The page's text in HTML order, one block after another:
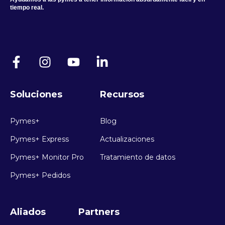
tiempo real.
Soluciones
Pymes+
Pymes+ Express
Pymes+ Monitor Pro
Pymes+ Pedidos
Recursos
Blog
Actualizaciones
Tratamiento de datos
Aliados Partners